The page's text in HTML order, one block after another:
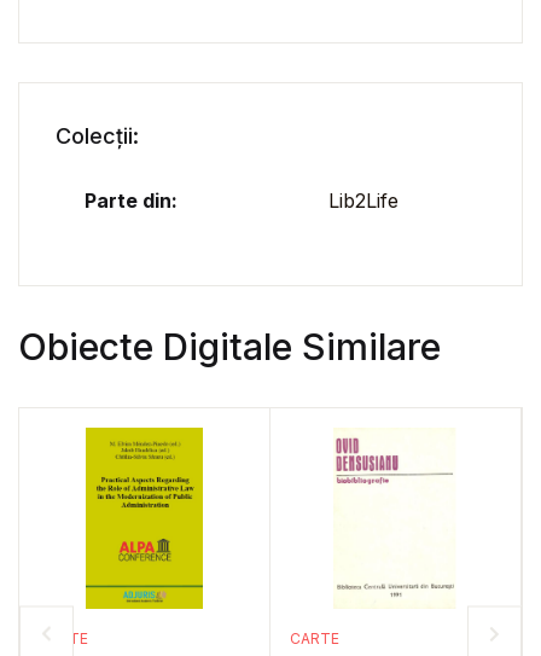
Colecții:
Parte din: Lib2Life
Obiecte Digitale Similare
CARTE CARTE